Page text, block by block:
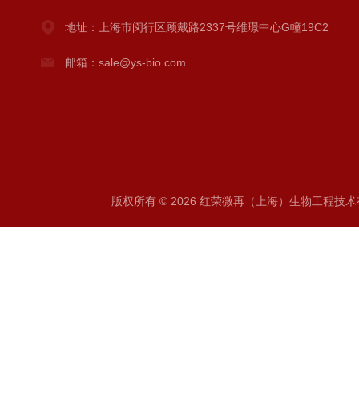
地址：上海市闵行区顾戴路2337号维璟中心G幢19C2
邮箱：sale@ys-bio.com
版权所有 © 2026 红荣微再（上海）生物工程技